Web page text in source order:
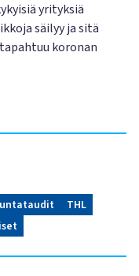
yrityksiä
säilyy ja sitä
koronan
THL